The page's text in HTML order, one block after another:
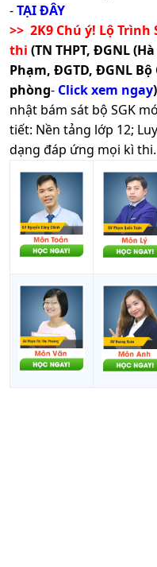
-TẠI ĐÂY
>> 2K9 Chú ý! Lộ
thi (TN THPT, ĐGNL
Phạm, ĐGTD, ĐGNL
phòng- Click xem ngay)
nhật bám sát bộ SGK
tiết: Nền tảng lớp 12;
dạng đáp ứng mọi kì thi.